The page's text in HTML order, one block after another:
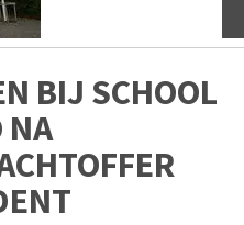
BIJ SCHOOL
NA